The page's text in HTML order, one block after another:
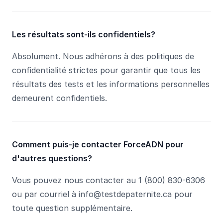
Les résultats sont-ils confidentiels?
Absolument. Nous adhérons à des politiques de
confidentialité strictes pour garantir que tous les
résultats des tests et les informations personnelles
demeurent confidentiels.
Comment puis-je contacter ForceADN pour
d'autres questions?
Vous pouvez nous contacter au 1 (800) 830-6306
ou par courriel à info@testdepaternite.ca pour
toute question supplémentaire.